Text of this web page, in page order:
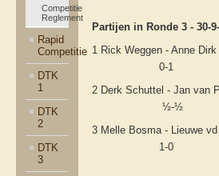
Competitie
Reglement
Rapid
Competitie
DTK
1
DTK
2
DTK
3
Partijen in Ronde 3 - 30-
1 Rick Weggen - Anne
0-1
2 Derk Schuttel - Jan van
½-½
3 Melle Bosma - Lieuwe
1-0